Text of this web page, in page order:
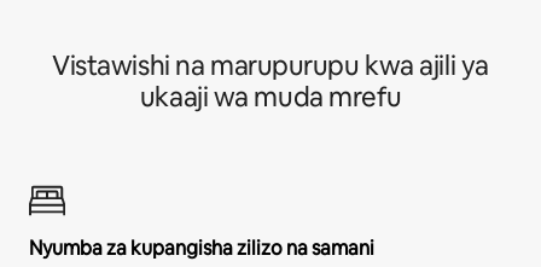
Vistawishi na marupurupu kwa ajili ya
ukaaji wa muda mrefu
Nyumba za kupangisha zilizo na samani